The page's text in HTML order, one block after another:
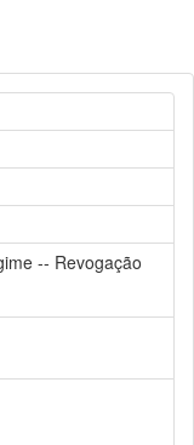
-- Revogação